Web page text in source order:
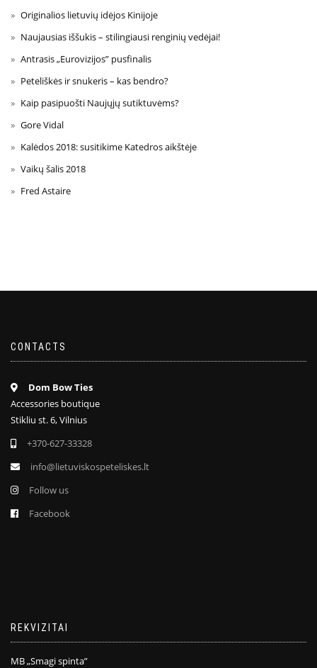
Originalios lietuvių idėjos Kinijoje
Naujausias iššukis – stilingiausi renginių vedėjai!
Antrasis „Eurovizijos” pusfinalis
Peteliškės ir snukeris – kas bendro?
Kaip pasipuošti Naujųjų sutiktuvėms?
Gore Vidal
Kalėdos 2018: susitikime Katedros aikštėje
Vaikų šalis 2018
Fred Astaire
CONTACTS
Dom Bow Ties
Accessories boutique
Stikliu st. 6, Vilnius
+370-627-33328
info@lietuviskospeteliskes.lt
Follow us
Facebook
REKVIZITAI
MB „Smagi spinta”